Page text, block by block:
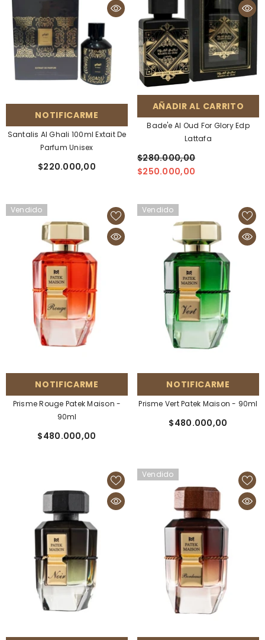
NOTIFICARME
Santalis Al Ghali 100ml Extait De
Parfum Unisex
$220.000,00
AÑADIR AL CARRITO
Bade'e Al Oud For Glory Edp
Lattafa
$280.000,00
$250.000,00
Vendido
NOTIFICARME
Prisme Rouge Patek Maison -
90ml
$480.000,00
Vendido
NOTIFICARME
Prisme Vert Patek Maison - 90ml
$480.000,00
Vendido